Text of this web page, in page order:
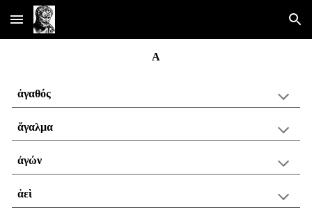
Skip to main content Skip to navigation
Α
ἀγαθός
ἄγαλμα
ἀγών
ἀεὶ